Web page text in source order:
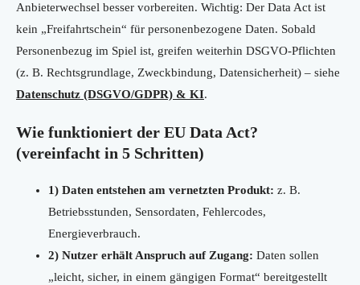
Anbieterwechsel besser vorbereiten. Wichtig: Der Data Act ist
kein „Freifahrtschein“ für personenbezogene Daten. Sobald
Personenbezug im Spiel ist, greifen weiterhin DSGVO-Pflichten
(z. B. Rechtsgrundlage, Zweckbindung, Datensicherheit) – siehe
Datenschutz (DSGVO/GDPR) & KI.
Wie funktioniert der EU Data Act?
(vereinfacht in 5 Schritten)
1) Daten entstehen am vernetzten Produkt: z. B.
Betriebsstunden, Sensordaten, Fehlercodes,
Energieverbrauch.
2) Nutzer erhält Anspruch auf Zugang: Daten sollen
„leicht, sicher, in einem gängigen Format“ bereitgestellt